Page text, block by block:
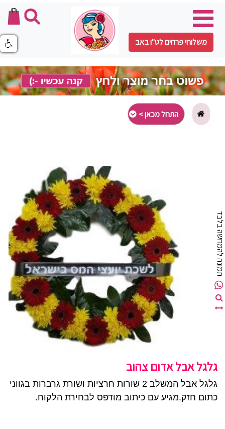
משלוחי פרחים לט"ו באב
התחל מכאן >
תמונה להמחשה בלבד
גלגל אבל אדום צהוב
גלגל אבל המשלב 2 שורות חרציות ושורת גרברות בגווני
כתום חזק.מגיע עם כיתוב מודפס לבחירת הלקוח.